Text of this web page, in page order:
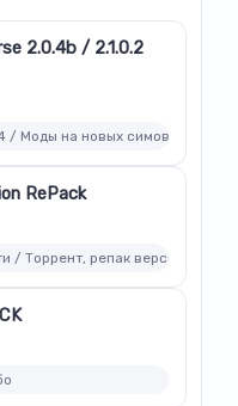
2.0.4b / 2.1.0.2
/ Моды на новых симов для
RePack
/ Торрент, репак версии модов